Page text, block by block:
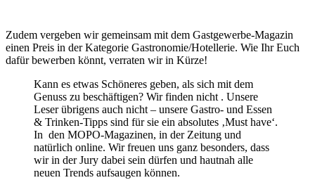
Zudem vergeben wir gemeinsam mit dem Gastgewerbe-Magazin
einen Preis in der Kategorie Gastronomie/Hotellerie. Wie Ihr Euch
dafür bewerben könnt, verraten wir in Kürze!
Kann es etwas Schöneres geben, als sich mit dem
Genuss zu beschäftigen? Wir finden nicht . Unsere
Leser übrigens auch nicht – unsere Gastro- und Essen
& Trinken-Tipps sind für sie ein absolutes ‚Must have‘.
In den MOPO-Magazinen, in der Zeitung und
natürlich online. Wir freuen uns ganz besonders, dass
wir in der Jury dabei sein dürfen und hautnah alle
neuen Trends aufsaugen können.